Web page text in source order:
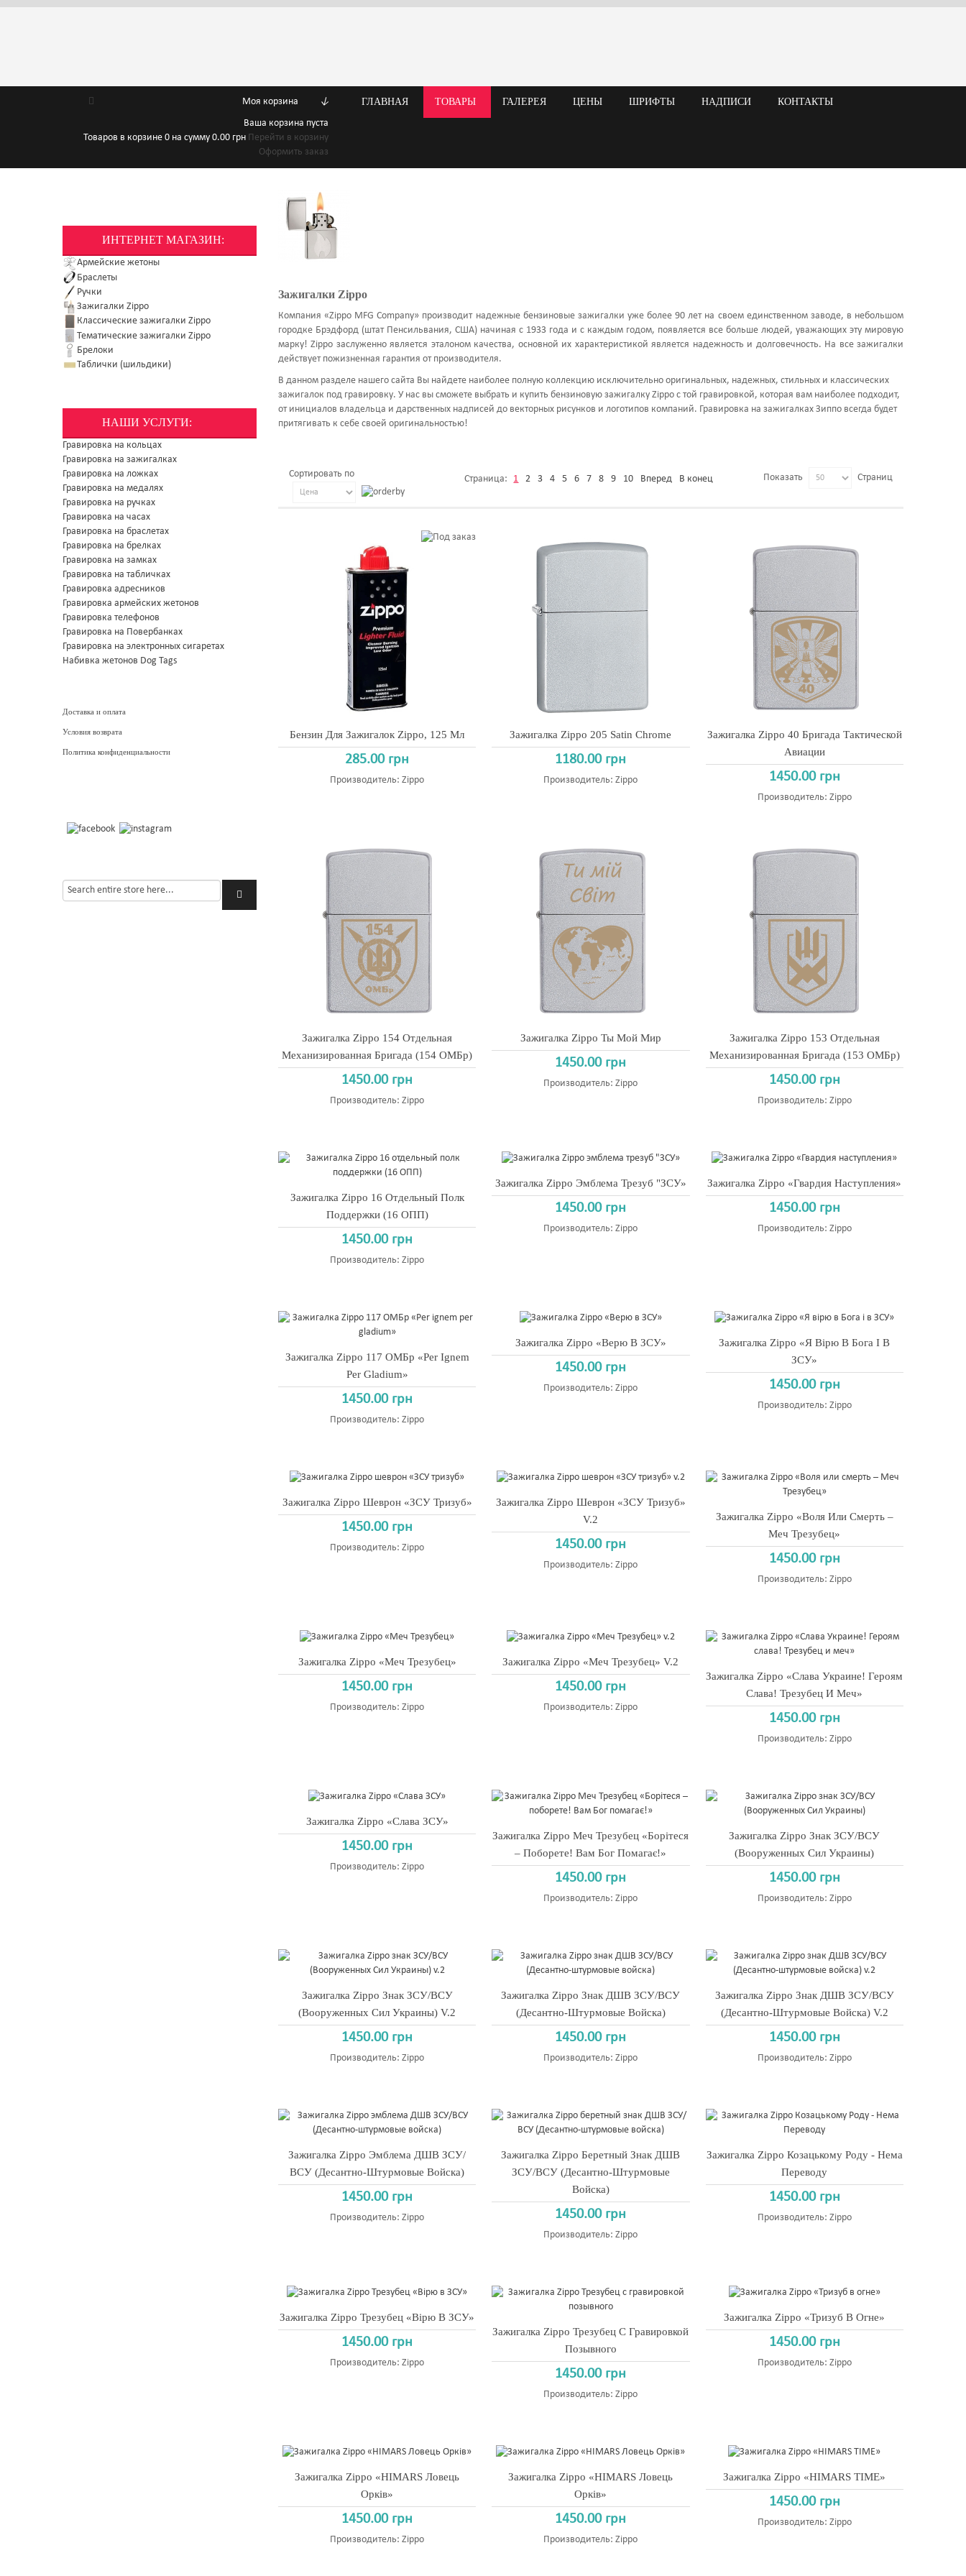
Моя корзина
↓
Ваша корзина пуста
Товаров в корзине 0 на сумму 0.00 грн Перейти в корзину
Оформить заказ
ГЛАВНАЯ ТОВАРЫ ГАЛЕРЕЯ ЦЕНЫ ШРИФТЫ НАДПИСИ КОНТАКТЫ
ИНТЕРНЕТ МАГАЗИН:
Армейские жетоны
Браслеты
Ручки
Зажигалки Zippo
Классические зажигалки Zippo
Тематические зажигалки Zippo
Брелоки
Таблички (шильдики)
НАШИ УСЛУГИ:
Гравировка на кольцах
Гравировка на зажигалках
Гравировка на ложках
Гравировка на медалях
Гравировка на ручках
Гравировка на часах
Гравировка на браслетах
Гравировка на брелках
Гравировка на замках
Гравировка на табличках
Гравировка адресников
Гравировка армейских жетонов
Гравировка телефонов
Гравировка на Повербанках
Гравировка на электронных сигаретах
Набивка жетонов Dog Tags
Доставка и оплата
Условия возврата
Политика конфиденциальности
Зажигалки Zippo
Компания «Zippo MFG Company» производит надежные бензиновые зажигалки уже более 90 лет на своем единственном заводе, в небольшом
городке Брэдфорд (штат Пенсильвания, США) начиная с 1933 года и с каждым годом, появляется все больше людей, уважающих эту мировую
марку! Zippo заслуженно является эталоном качества, основной их характеристикой является надежность и долговечность. На все зажигалки
действует пожизненная гарантия от производителя.
В данном разделе нашего сайта Вы найдете наиболее полную коллекцию исключительно оригинальных, надежных, стильных и классических
зажигалок под гравировку. У нас вы сможете выбрать и купить бензиновую зажигалку Zippo с той гравировкой, которая вам наиболее подходит,
от инициалов владельца и дарственных надписей до векторных рисунков и логотипов компаний. Гравировка на зажигалках Зиппо всегда будет
притягивать к себе своей оригинальностью!
Сортировать по Страница: 1 2 3 4 5 6 7 8 9 10 Вперед В конец Показать Страниц
Бензин Для Зажигалок Zippo, 125 Мл
285.00 грн
Производитель:Zippo
Зажигалка Zippo 205 Satin Chrome
1180.00 грн
Производитель:Zippo
Зажигалка Zippo 40 Бригада Тактической
Авиации
1450.00 грн
Производитель: Zippo
Зажигалка Zippo 154 Отдельная
Механизированная Бригада (154 ОМБр)
1450.00 грн
Производитель:Zippo
Зажигалка Zippo Ты Мой Мир
1450.00 грн
Производитель:Zippo
Зажигалка Zippo 153 Отдельная
Механизированная Бригада (153 ОМБр)
1450.00 грн
Производитель: Zippo
Зажигалка Zippo 16 Отдельный Полк
Поддержки (16 ОПП)
1450.00 грн
Производитель:Zippo
Зажигалка Zippo Эмблема Трезуб "ЗСУ»
1450.00 грн
Производитель:Zippo
Зажигалка Zippo «Гвардия Наступления»
1450.00 грн
Производитель: Zippo
Зажигалка Zippo 117 ОМБр «Per Ignem
Per Gladium»
1450.00 грн
Производитель:Zippo
Зажигалка Zippo «Верю В ЗСУ»
1450.00 грн
Производитель:Zippo
Зажигалка Zippo «Я Вірю В Бога І В
ЗСУ»
1450.00 грн
Производитель: Zippo
Зажигалка Zippo Шеврон «ЗСУ Тризуб»
1450.00 грн
Производитель:Zippo
Зажигалка Zippo Шеврон «ЗСУ Тризуб»
V.2
1450.00 грн
Производитель:Zippo
Зажигалка Zippo «Воля Или Смерть –
Меч Трезубец»
1450.00 грн
Производитель: Zippo
Зажигалка Zippo «Меч Трезубец»
1450.00 грн
Производитель:Zippo
Зажигалка Zippo «Меч Трезубец» V.2
1450.00 грн
Производитель:Zippo
Зажигалка Zippo «Слава Украине! Героям
Слава! Трезубец И Меч»
1450.00 грн
Производитель: Zippo
Зажигалка Zippo «Слава ЗСУ»
1450.00 грн
Производитель:Zippo
Зажигалка Zippo Меч Трезубец «Борітеся
– Поборете! Вам Бог Помагає!»
1450.00 грн
Производитель:Zippo
Зажигалка Zippo Знак ЗСУ/ВСУ
(Вооруженных Сил Украины)
1450.00 грн
Производитель: Zippo
Зажигалка Zippo Знак ЗСУ/ВСУ
(Вооруженных Сил Украины) V.2
1450.00 грн
Производитель:Zippo
Зажигалка Zippo Знак ДШВ ЗСУ/ВСУ
(Десантно-Штурмовые Войска)
1450.00 грн
Производитель:Zippo
Зажигалка Zippo Знак ДШВ ЗСУ/ВСУ
(Десантно-Штурмовые Войска) V.2
1450.00 грн
Производитель: Zippo
Зажигалка Zippo Эмблема ДШВ ЗСУ/
ВСУ (Десантно-Штурмовые Войска)
1450.00 грн
Производитель:Zippo
Зажигалка Zippo Беретный Знак ДШВ
ЗСУ/ВСУ (Десантно-Штурмовые
Войска)
1450.00 грн
Производитель:Zippo
Зажигалка Zippo Козацькому Роду - Нема
Переводу
1450.00 грн
Производитель: Zippo
Зажигалка Zippo Трезубец «Вірю В ЗСУ»
1450.00 грн
Производитель:Zippo
Зажигалка Zippo Трезубец С Гравировкой
Позывного
1450.00 грн
Производитель:Zippo
Зажигалка Zippo «Тризуб В Огне»
1450.00 грн
Производитель: Zippo
Зажигалка Zippo «HIMARS Ловець
Орків»
1450.00 грн
Производитель:Zippo
Зажигалка Zippo «HIMARS Ловець
Орків»
1450.00 грн
Производитель:Zippo
Зажигалка Zippo «HIMARS TIME»
1450.00 грн
Производитель: Zippo